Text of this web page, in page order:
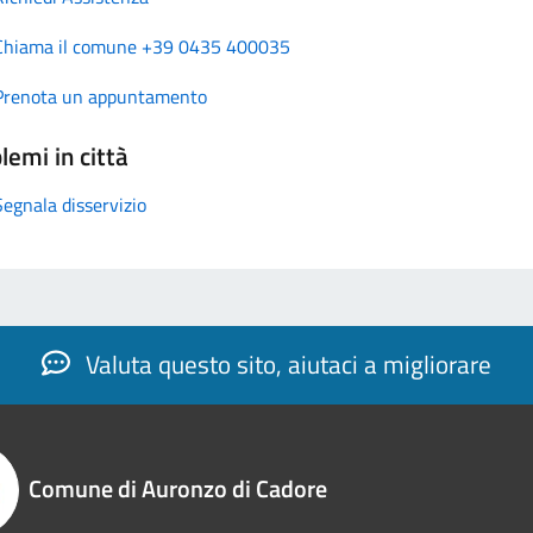
il comune +39 0435 400035
un appuntamento
in città
disservizio
Valuta questo sito, aiutaci a migliorare
Comune di Auronzo di Cadore